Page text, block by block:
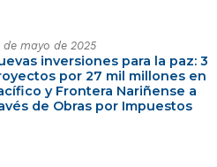
de mayo de 2025
inversiones para la paz: 3
por 27 mil millones en
y Frontera Nariñense a
de Obras por Impuestos